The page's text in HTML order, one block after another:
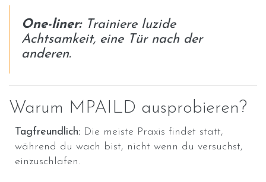
One-liner: Trainiere luzide
Achtsamkeit, eine Tür nach der
anderen.
Warum MPAILD ausprobieren?
Tagfreundlich: Die meiste Praxis findet statt,
während du wach bist, nicht wenn du versuchst,
einzuschlafen.